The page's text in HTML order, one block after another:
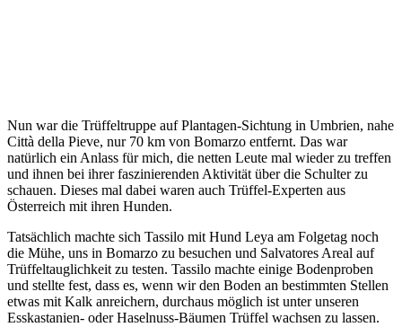
Nun war die Trüffeltruppe auf Plantagen-Sichtung in Umbrien, nahe
Città della Pieve, nur 70 km von Bomarzo entfernt. Das war
natürlich ein Anlass für mich, die netten Leute mal wieder zu treffen
und ihnen bei ihrer faszinierenden Aktivität über die Schulter zu
schauen. Dieses mal dabei waren auch Trüffel-Experten aus
Österreich mit ihren Hunden.
Tatsächlich machte sich Tassilo mit Hund Leya am Folgetag noch
die Mühe, uns in Bomarzo zu besuchen und Salvatores Areal auf
Trüffeltauglichkeit zu testen. Tassilo machte einige Bodenproben
und stellte fest, dass es, wenn wir den Boden an bestimmten Stellen
etwas mit Kalk anreichern, durchaus möglich ist unter unseren
Esskastanien- oder Haselnuss-Bäumen Trüffel wachsen zu lassen.